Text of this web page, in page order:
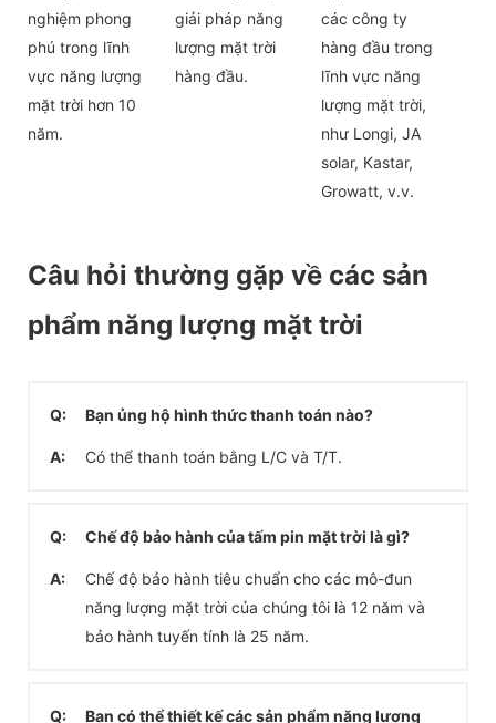
nghiệm phong
phú trong lĩnh
vực năng lượng
mặt trời hơn 10
năm.
giải pháp năng
lượng mặt trời
hàng đầu.
các công ty
hàng đầu trong
lĩnh vực năng
lượng mặt trời,
như Longi, JA
solar, Kastar,
Growatt, v.v.
Câu hỏi thường gặp về các sản
phẩm năng lượng mặt trời
Q: Bạn ủng hộ hình thức thanh toán nào?
A: Có thể thanh toán bằng L/C và T/T.
Q: Chế độ bảo hành của tấm pin mặt trời là gì?
A:
Chế độ bảo hành tiêu chuẩn cho các mô-đun
năng lượng mặt trời của chúng tôi là 12 năm và
bảo hành tuyến tính là 25 năm.
Q: Bạn có thể thiết kế các sản phẩm năng lượng